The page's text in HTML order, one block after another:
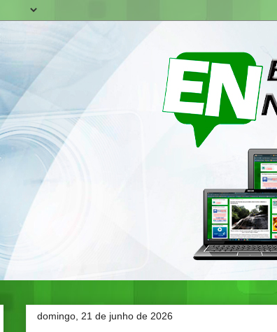
domingo, 21 de junho de 2026